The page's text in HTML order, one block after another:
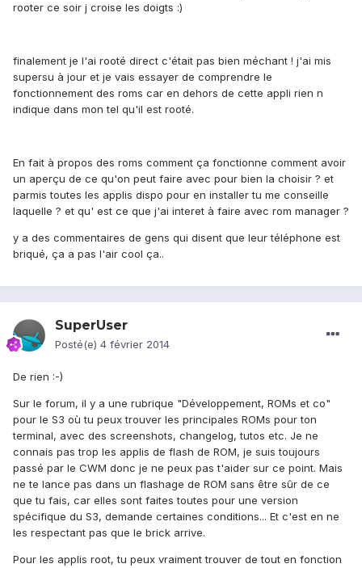
rooter ce soir j croise les doigts :)
finalement je l'ai rooté direct c'était pas bien méchant ! j'ai mis
supersu à jour et je vais essayer de comprendre le
fonctionnement des roms car en dehors de cette appli rien n
indique dans mon tel qu'il est rooté.
En fait à propos des roms comment ça fonctionne comment avoir
un aperçu de ce qu'on peut faire avec pour bien la choisir ? et
parmis toutes les applis dispo pour en installer tu me conseille
laquelle ? et qu' est ce que j'ai interet à faire avec rom manager ?
y a des commentaires de gens qui disent que leur téléphone est
briqué, ça a pas l'air cool ça..
SuperUser
Posté(e) 4 février 2014
De rien :-)
Sur le forum, il y a une rubrique "Développement, ROMs et co"
pour le S3 où tu peux trouver les principales ROMs pour ton
terminal, avec des screenshots, changelog, tutos etc. Je ne
connais pas trop les applis de flash de ROM, je suis toujours
passé par le CWM donc je ne peux pas t'aider sur ce point. Mais
ne te lance pas dans un flashage de ROM sans être sûr de ce
que tu fais, car elles sont faites toutes pour une version
spécifique du S3, demande certaines conditions... Et c'est en ne
les respectant pas que le brick arrive.
Pour les applis root, tu peux vraiment trouver de tout en fonction